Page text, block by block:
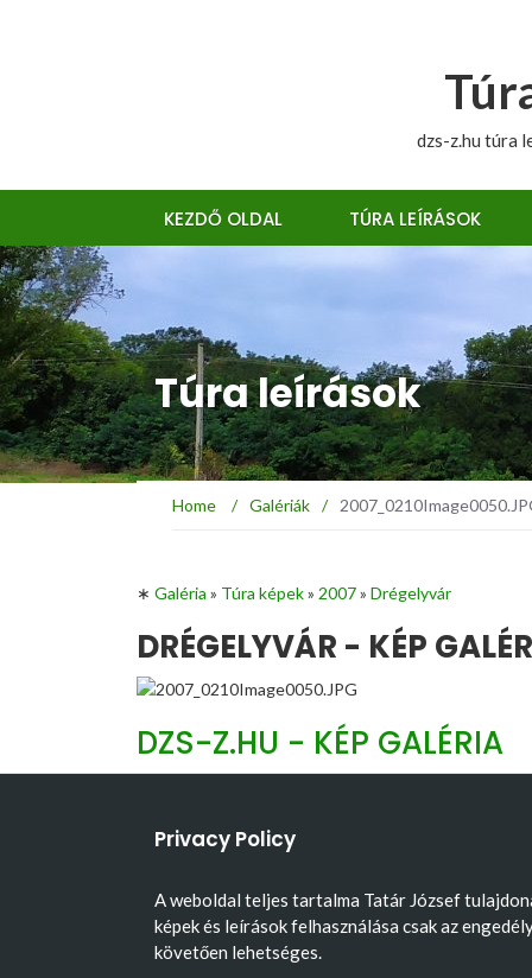
dzs-z.hu túra
KEZDŐ OLDAL TÚRA LEÍRÁSOK
Túra leírások
Home / Galériák /
∗ Galéria » Túra képek» 2007» Drégelyvár
DRÉGELYVÁR - KÉP
DZS-Z.HU - KÉP GALÉRIA
Privacy Policy
A weboldal teljes tartalma Tatár József
képek és leírások felhasználása csak az
követően lehetséges.